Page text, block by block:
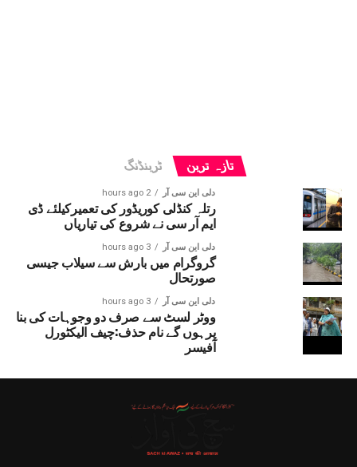
تازہ ترین ٹرینڈنگ
دلی این سی آر 2 hours ago
رتلہ کنڈلی کوریڈور کی تعمیرکیلئے ڈی
ایم آر سی نے شروع کی تیاریاں
دلی این سی آر 3 hours ago
گروگرام میں بارش سے سیلاب جیسی
صورتحال
دلی این سی آر 3 hours ago
ووٹر لسٹ سے صرف دو وجوہات کی بنا
پرہوں گے نام حذف:چیف الیکٹورل
آفیسر